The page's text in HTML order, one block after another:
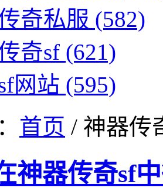
奇私服 (582)
奇sf (621)
网站 (595)
首页 / 神器传
神器传奇sf